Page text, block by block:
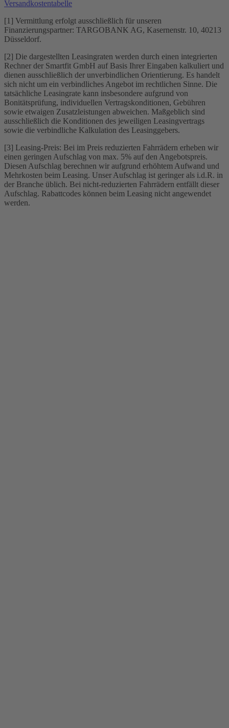
Versandkostentabelle
[1] Vermittlung erfolgt ausschließlich für unseren
Finanzierungspartner: TARGOBANK AG, Kasernenstr. 10, 40213
Düsseldorf.
[2] Die dargestellten Leasingraten werden durch einen integrierten
Rechner der Smartfit GmbH auf Basis Ihrer Eingaben kalkuliert und
dienen ausschließlich der unverbindlichen Orientierung. Es handelt
sich nicht um ein verbindliches Angebot im rechtlichen Sinne. Die
tatsächliche Leasingrate kann insbesondere aufgrund von
Bonitätsprüfung, individuellen Vertragskonditionen, Gebühren
sowie etwaigen Zusatzleistungen abweichen. Maßgeblich sind
ausschließlich die Konditionen des jeweiligen Leasingvertrags
sowie die verbindliche Kalkulation des Leasinggebers.
[3] Leasing-Preis: Bei im Preis reduzierten Fahrrädern erheben wir
einen geringen Aufschlag von max. 5% auf den Angebotspreis.
Diesen Aufschlag berechnen wir aufgrund erhöhtem Aufwand und
Mehrkosten beim Leasing. Unser Aufschlag ist geringer als i.d.R. in
der Branche üblich. Bei nicht-reduzierten Fahrrädern entfällt dieser
Aufschlag. Rabattcodes können beim Leasing nicht angewendet
werden.